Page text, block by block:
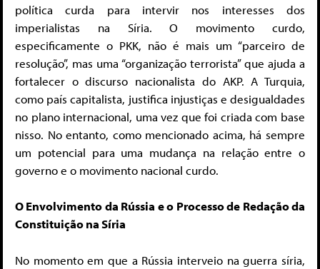
política curda para intervir nos interesses dos
imperialistas na Síria. O movimento curdo,
especificamente o PKK, não é mais um “parceiro de
resolução”, mas uma “organização terrorista” que ajuda a
fortalecer o discurso nacionalista do AKP. A Turquia,
como país capitalista, justifica injustiças e desigualdades
no plano internacional, uma vez que foi criada com base
nisso. No entanto, como mencionado acima, há sempre
um potencial para uma mudança na relação entre o
governo e o movimento nacional curdo.
O Envolvimento da Rússia e o Processo de Redação da
Constituição na Síria
No momento em que a Rússia interveio na guerra síria,